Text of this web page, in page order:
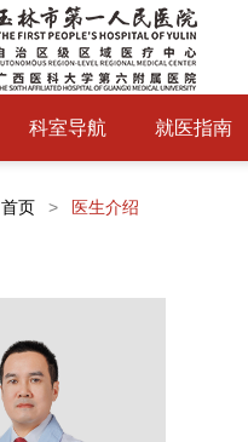
科室导航 就医指南
首页 > 医生介绍